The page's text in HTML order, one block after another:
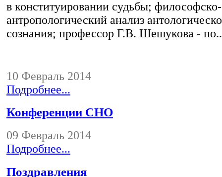
в конституировании судьбы; философско-
антропологический анализ
сознания; профессор Г.В. Шешукова -
10 Февраль 2014
Подробнее...
Конференции СНО
09 Февраль 2014
Подробнее...
Поздравления